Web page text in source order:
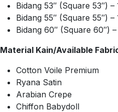
Bidang 53″ (Square 53″)
Bidang 55″ (Square 55″) –
Bidang 60″ (Square 60″)
Material Kain/Available
Cotton Voile Premium
Ryana Satin
Arabian Crepe
Chiffon Babydoll